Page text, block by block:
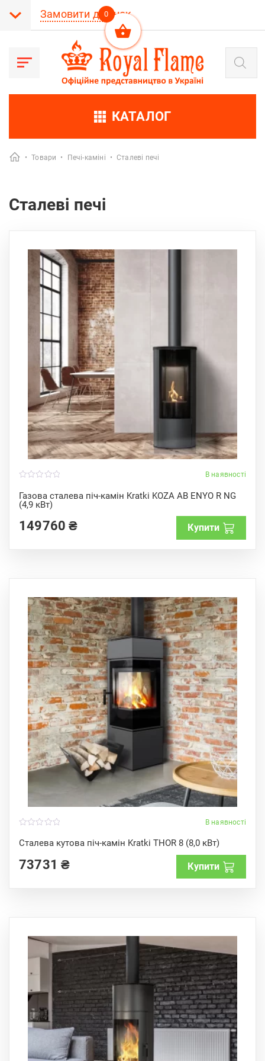
Замовити дзвінок
Пошук
товарів
КАТАЛОГ
• Товари • Печі-каміні • Сталеві печі
Сталеві печі
В наявності
Газова сталева піч-камін Kratki KOZA AB ENYO R NG
(4,9 кВт)
o
u
t
f149760₴ Купити
В наявності
Сталева кутова піч-камін Kratki THOR 8 (8,0 кВт)
o
u
o
f
73731₴ Купити
0